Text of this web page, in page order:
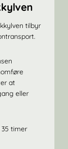
tilbyr
at
eller
timer